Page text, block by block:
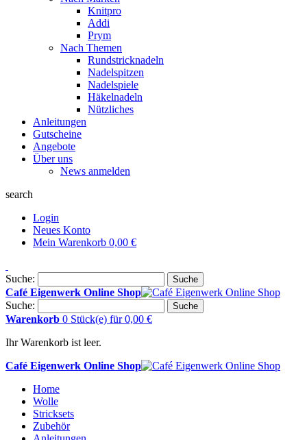
Knitpro
Addi
Prym
Nach Themen
Rundstricknadeln
Nadelspitzen
Nadelspiele
Häkelnadeln
Nützliches
Anleitungen
Gutscheine
Angebote
Über uns
News anmelden
search
Login
Neues Konto
Mein Warenkorb 0,00 €
Suche: Suche
Café Eigenwerk Online Shop
Suche:
Suche
Warenkorb 0 Stück(e) für 0,00 €
Ihr Warenkorb ist leer.
Café Eigenwerk Online Shop
Home
Wolle
Stricksets
Zubehör